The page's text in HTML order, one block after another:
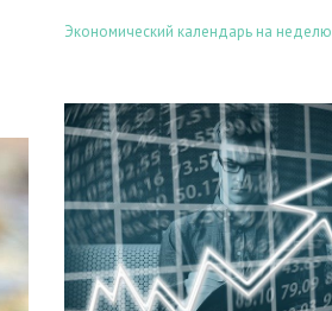
Экономический календарь на неделю